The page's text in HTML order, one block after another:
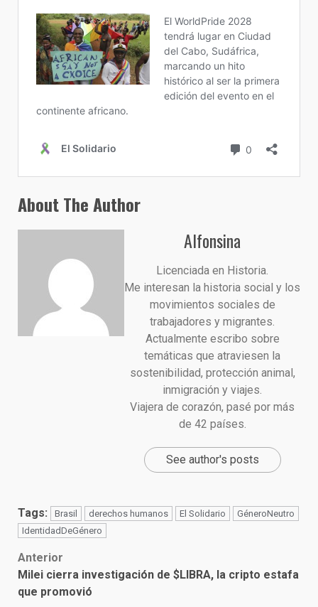
About The Author
Alfonsina
Licenciada en Historia.
Me interesan la historia social y los
movimientos sociales de
trabajadores y migrantes.
Actualmente escribo sobre
temáticas que atraviesen la
sostenibilidad, protección animal,
inmigración y viajes.
Viajera de corazón, pasé por más
de 42 países.
See author's posts
Tags: Brasil derechos humanos El Solidario
GéneroNeutro
IdentidadDeGénero
Post
navigation
Anterior
Milei cierra investigación de $LIBRA, la cripto estafa
que promovió